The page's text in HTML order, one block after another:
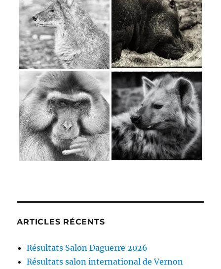
ARTICLES RÉCENTS
Résultats Salon Daguerre 2026
Résultats salon international de Vernon